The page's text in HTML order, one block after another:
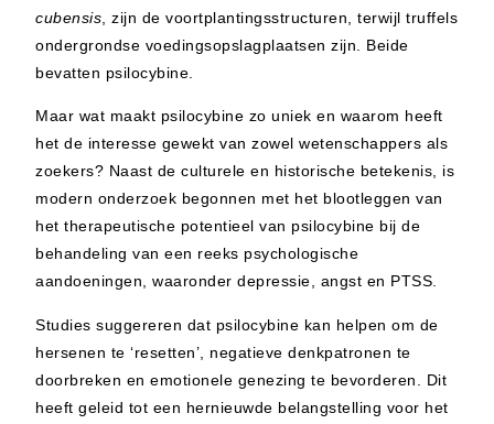
cubensis , zijn de voortplantingsstructuren, terwijl truffels
ondergrondse voedingsopslagplaatsen zijn. Beide
bevatten psilocybine.
Maar wat maakt psilocybine zo uniek en waarom heeft
het de interesse gewekt van zowel wetenschappers als
zoekers? Naast de culturele en historische betekenis, is
modern onderzoek begonnen met het blootleggen van
het therapeutische potentieel van psilocybine bij de
behandeling van een reeks psychologische
aandoeningen, waaronder depressie, angst en PTSS.
Studies suggereren dat psilocybine kan helpen om de
hersenen te ‘resetten’, negatieve denkpatronen te
doorbreken en emotionele genezing te bevorderen. Dit
heeft geleid tot een hernieuwde belangstelling voor het